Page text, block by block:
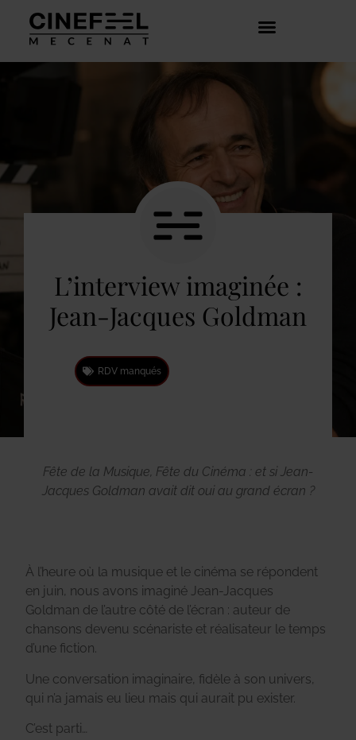
L’interview imaginée :
Jean-Jacques Goldman
RDV manqués
Fête de la Musique, Fête du Cinéma : et si Jean-
Jacques Goldman avait dit oui au grand écran ?
À l’heure où la musique et le cinéma se répondent
en juin, nous avons imaginé Jean-Jacques
Goldman de l’autre côté de l’écran : auteur de
chansons devenu scénariste et réalisateur le temps
d’une fiction.
Une conversation imaginaire, fidèle à son univers,
qui n’a jamais eu lieu mais qui aurait pu exister.
C’est parti…